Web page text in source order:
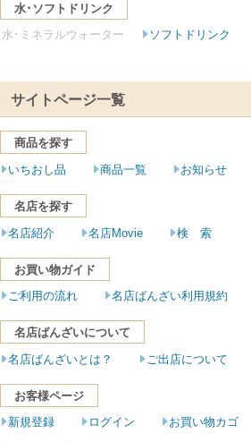
水･ソフトドリンク
水･ミネラルウォーター
ソフトドリンク
サイトページ一覧
商品を探す
いちおし品
商品一覧 お知らせ
名店を探す
名店紹介
名店Movie 検 索
お買い物ガイド
ご利用の流れ
名店ばんざい利用規約
名店ばんざいについて
名店ばんざいとは？
ご出店について
お客様ページ
新規登録
ログイン お買い物カゴ